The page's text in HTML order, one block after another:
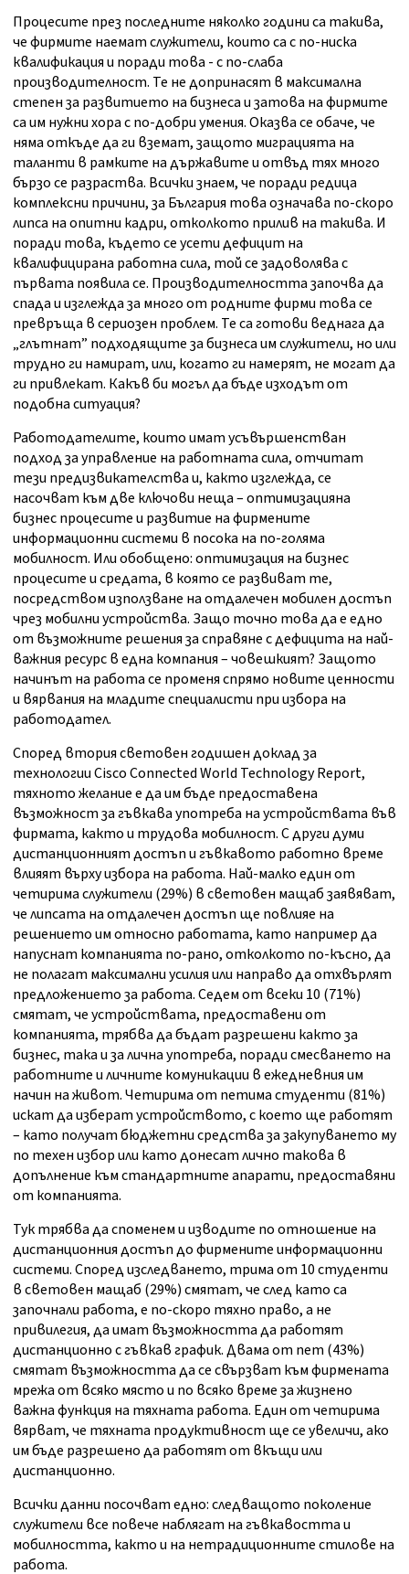
Процесите през последните няколко години са такива,
че фирмите наемат служители, които са с по-ниска
квалификация и поради това - с по-слаба
производителност. Те не допринасят в максимална
степен за развитието на бизнеса и затова на фирмите
са им нужни хора с по-добри умения. Оказва се обаче, че
няма откъде да ги вземат, защото миграцията на
таланти в рамките на държавите и отвъд тях много
бързо се разраства. Всички знаем, че поради редица
комплексни причини, за България това означава по-скоро
липса на опитни кадри, отколкото прилив на такива. И
поради това, където се усети дефицит на
квалифицирана работна сила, той се задоволява с
първата появила се. Производителността започва да
спада и изглежда за много от родните фирми това се
превръща в сериозен проблем. Те са готови веднага да
„глътнат” подходящите за бизнеса им служители, но или
трудно ги намират, или, когато ги намерят, не могат да
ги привлекат. Какъв би могъл да бъде изходът от
подобна ситуация?
Работодателите, които имат усъвършенстван
подход за управление на работната сила, отчитат
тези предизвикателства и, както изглежда, се
насочват към две ключови неща – оптимизацияна
бизнес процесите и развитие на фирмените
информационни системи в посока на по-голяма
мобилност. Или обобщено: оптимизация на бизнес
процесите и средата, в която се развиват те,
посредством използване на отдалечен мобилен достъп
чрез мобилни устройства. Защо точно това да е едно
от възможните решения за справяне с дефицита на най-
важния ресурс в една компания – човешкият? Защото
начинът на работа се променя спрямо новите ценности
и вярвания на младите специалисти при избора на
работодател.
Според втория световен годишен доклад за
технологии Cisco Connected World Technology Report,
тяхното желание е да им бъде предоставена
възможност за гъвкава употреба на устройствата във
фирмата, както и трудова мобилност. С други думи
дистанционният достъп и гъвкавото работно време
влияят върху избора на работа. Най-малко един от
четирима служители (29%) в световен мащаб заявяват,
че липсата на отдалечен достъп ще повлияе на
решението им относно работата, като например да
напуснат компанията по-рано, отколкото по-късно, да
не полагат максимални усилия или направо да отхвърлят
предложението за работа. Седем от всеки 10 (71%)
смятат, че устройствата, предоставени от
компанията, трябва да бъдат разрешени както за
бизнес, така и за лична употреба, поради смесването на
работните и личните комуникации в ежедневния им
начин на живот. Четирима от петима студенти (81%)
искат да изберат устройството, с което ще работят
– като получат бюджетни средства за закупуването му
по техен избор или като донесат лично такова в
допълнение към стандартните апарати, предоставяни
от компанията.
Тук трябва да споменем и изводите по отношение на
дистанционния достъп до фирмените информационни
системи. Според изследването, трима от 10 студенти
в световен мащаб (29%) смятат, че след като са
започнали работа, е по-скоро тяхно право, а не
привилегия, да имат възможността да работят
дистанционно с гъвкав график. Двама от пет (43%)
смятат възможността да се свързват към фирмената
мрежа от всяко място и по всяко време за жизнено
важна функция на тяхната работа. Един от четирима
вярват, че тяхната продуктивност ще се увеличи, ако
им бъде разрешено да работят от вкъщи или
дистанционно.
Всички данни посочват едно: следващото поколение
служители все повече наблягат на гъвкавостта и
мобилността, както и на нетрадиционните стилове на
работа.